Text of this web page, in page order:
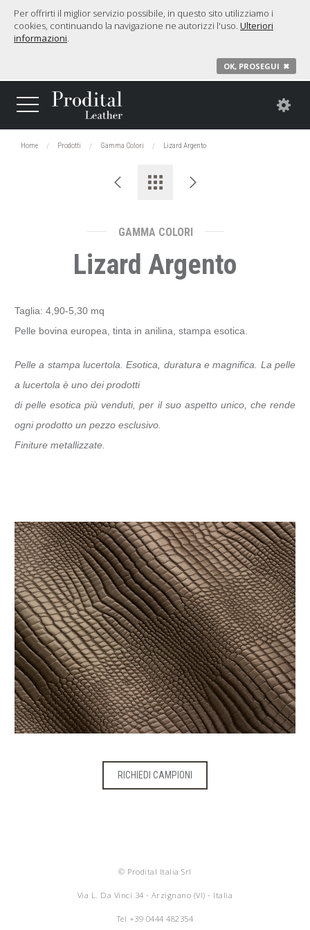
Per offrirti il miglior servizio possibile, in questo sito utilizziamo i
cookies, continuando la navigazione ne autorizzi l'uso. Ulteriori
informazioni.
OK, PROSEGUI ✖
Home Prodotti Gamma Colori Lizard Argento
GAMMA COLORI
Lizard Argento
Taglia: 4,90-5,30 mq
Pelle bovina europea, tinta in anilina, stampa esotica.
Pelle a stampa lucertola. Esotica, duratura e magnifica. La pelle
a lucertola è uno dei prodotti
di pelle esotica più venduti, per il suo aspetto unico, che rende
ogni prodotto un pezzo esclusivo.
Finiture metallizzate.
RICHIEDI CAMPIONI
© Prodital Italia Srl
Via L. Da Vinci 34 - Arzignano (VI) - Italia
Tel +39 0444 482354